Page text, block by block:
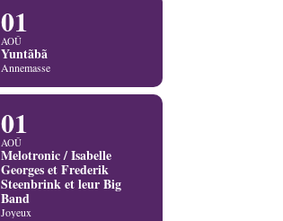
01
AOÛ
Yuntãbã
Annemasse
01
AOÛ
Melotronic / Isabelle
Georges et Frederik
Steenbrink et leur Big
Band
Joyeux